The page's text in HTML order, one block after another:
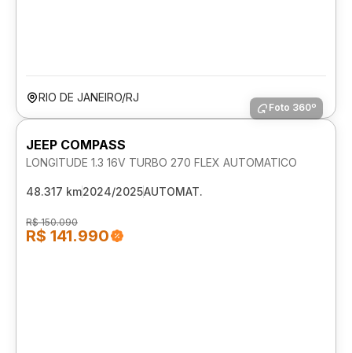
RIO DE JANEIRO/RJ
Foto 360º
JEEP COMPASS
LONGITUDE 1.3 16V TURBO 270 FLEX AUTOMATICO
48.317 km2024/2025AUTOMAT.
R$ 150.090
R$ 141.990